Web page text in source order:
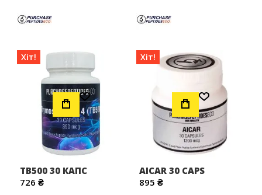
Додати до Списку Бажань
Хіт!
TB500 30 КАПС
726 ₴
Додати до Списку Бажань
Хіт!
AICAR 30 CAPS
895 ₴